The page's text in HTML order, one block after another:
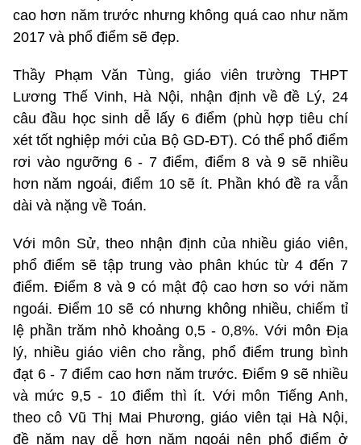
cao hơn năm trước nhưng không quá cao như năm
2017 và phổ điểm sẽ đẹp.
Thầy Phạm Văn Tùng, giáo viên trường THPT
Lương Thế Vinh, Hà Nội, nhận định về đề Lý, 24
câu đầu học sinh dễ lấy 6 điểm (phù hợp tiêu chí
xét tốt nghiệp mới của Bộ GD-ĐT). Có thể phổ điểm
rơi vào ngưỡng 6 - 7 điểm, điểm 8 và 9 sẽ nhiều
hơn năm ngoái, điểm 10 sẽ ít. Phần khó đề ra vẫn
dài và nặng về Toán.
Với môn Sử, theo nhận định của nhiều giáo viên,
phổ điểm sẽ tập trung vào phân khúc từ 4 đến 7
điểm. Điểm 8 và 9 có mật độ cao hơn so với năm
ngoái. Điểm 10 sẽ có nhưng không nhiều, chiếm tỉ
lệ phần trăm nhỏ khoảng 0,5 - 0,8%. Với môn Địa
lý, nhiều giáo viên cho rằng, phổ điểm trung bình
đạt 6 - 7 điểm cao hơn năm trước. Điểm 9 sẽ nhiều
và mức 9,5 - 10 điểm thì ít. Với môn Tiếng Anh,
theo cô Vũ Thị Mai Phương, giáo viên tại Hà Nội,
đề năm nay dễ hơn năm ngoái nên phổ điểm ở